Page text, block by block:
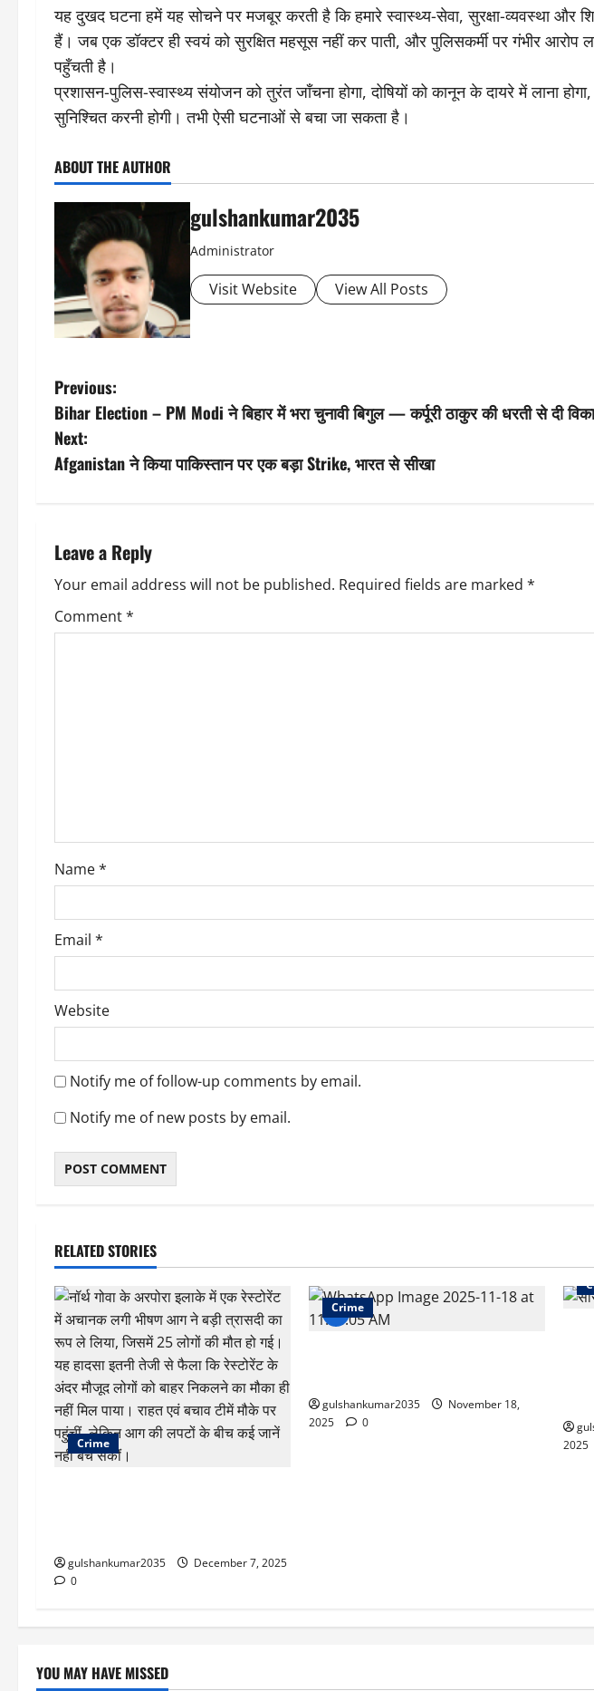
यह दुखद घटना हमें यह सोचने पर मजबूर करती है कि हमारे स्वास्थ्य-सेवा, सुरक्षा-व्यवस्था और
हैं। जब एक डॉक्टर ही स्वयं को सुरक्षित महसूस नहीं कर पाती, और पुलिसकर्मी पर गंभीर
पहुँचती है।
प्रशासन-पुलिस-स्वास्थ्य संयोजन को तुरंत जाँचना होगा, दोषियों को कानून के दायरे में लाना
सुनिश्चित करनी होगी। तभी ऐसी घटनाओं से बचा जा सकता है।
ABOUT THE AUTHOR
gulshankumar2035
Administrator
Visit Website View All Posts
P
o
s
n
a
v
o
n
Previous:
Bihar Election – PM Modi ने बिहार में भरा चुनावी बिगुल — कर्पूरी ठाकुर की धरती से दी
Next:
Afganistan ने किया पाकिस्तान पर एक बड़ा Strike, भारत से सीखा
Leave a Reply
Your email address will not be published. Required fields are marked *
Comment*
Name*
Email *
Website
Notify me of follow-up comments by email.
Notify me of new posts by email.
RELATED STORIES
Crime
gulshankumar2035
December 7, 2025
0
Crime
gulshankumar2035
November 18,
2025
0
2025
YOU MAY HAVE MISSED